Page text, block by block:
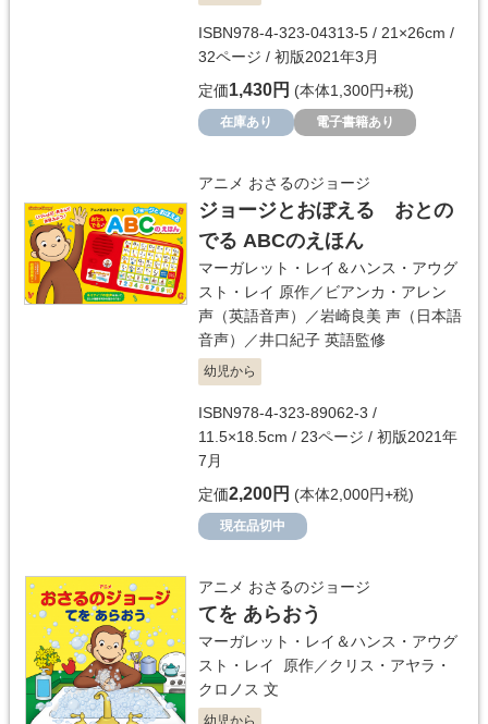
ISBN978-4-323-04313-5 / 21×26cm /
32ページ / 初版2021年3月
定価1,430円 (本体1,300円+税)
在庫あり 電子書籍あり
アニメ おさるのジョージ
ジョージとおぼえる おとの
でる ABCのえほん
マーガレット・レイ＆ハンス・アウグ
スト・レイ 原作／ ビアンカ・アレン
声（英語音声）／岩崎良美 声（日本語
音声）／井口紀子 英語監修
幼児から
ISBN978-4-323-89062-3 /
11.5×18.5cm / 23ページ / 初版2021年
7月
定価2,200円 (本体2,000円+税)
現在品切中
アニメ おさるのジョージ
てを あらおう
マーガレット・レイ＆ハンス・アウグ
スト・レイ
原作／クリス・アヤラ・
クロノス 文
幼児から